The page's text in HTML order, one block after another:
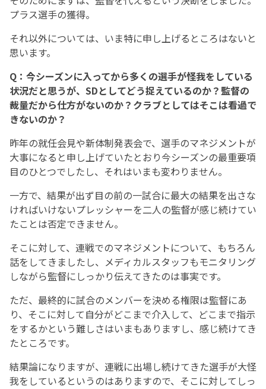
プラス選手の獲得。
それ以外については、いま特に申し上げるところはないと
思います。
Q：今シーズンに入ってから多くの選手が怪我をしている
状況だと思うが、SDとしてどう捉えているのか？監督の
裁量だから仕方がないのか？クラブとしてはそこは看過で
きないのか？
昨年の就任会見や新体制発表会で、選手のマネジメントが
大事になると申し上げていたとおり今シーズンの最重要項
目のひとつでしたし、それはいまも変わりません。
一方で、結果が出ず目の前の一試合に最大の結果を出さな
ければいけないプレッシャーを二人の監督が感じ続けてい
たことは否定できません。
そこに対して、連戦でのマネジメントについて、もちろん
話をしてきましたし、メディカルスタッフもモニタリング
しながら監督にしっかり伝えてきたのは事実です。
ただ、最終的に試合のメンバーを決める権限は監督にあ
り、そこに対して自分がどこまで介入して、どこまで指示
をするかという難しさはいまもありますし、感じ続けてき
たところです。
結果論になりますが、連戦に出場し続けてきた選手が大怪
我をしているというのはありますので、そこに対してしっ